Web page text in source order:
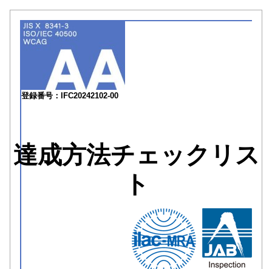
登録番号：IFC20242102-00
達成方法チェックリス
ト